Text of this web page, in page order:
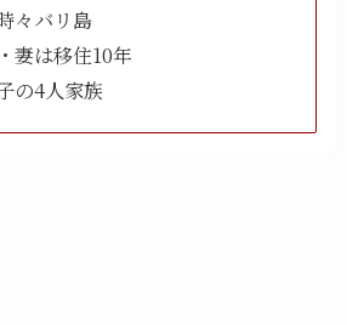
々バリ島
妻は移住10年
の4人家族